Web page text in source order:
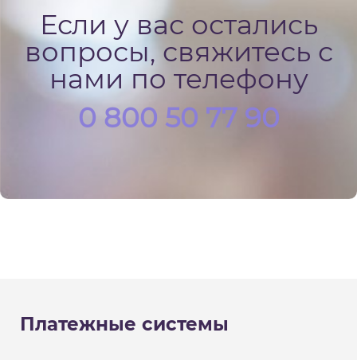
Если у вас остались
вопросы, свяжитесь с
нами по телефону
0 800 50 77 90
Платежные системы